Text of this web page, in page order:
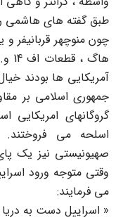
طبق گفته های هاشمی
چون منوچهر
آمریکایی ها بودند
جمهوری اسلامی بر
گروگانهای امریکایی
اسلحه می
صهیونیستی نیز یک
وقتی متوجه ورود
می فرمایند:
« اسراییل دست به